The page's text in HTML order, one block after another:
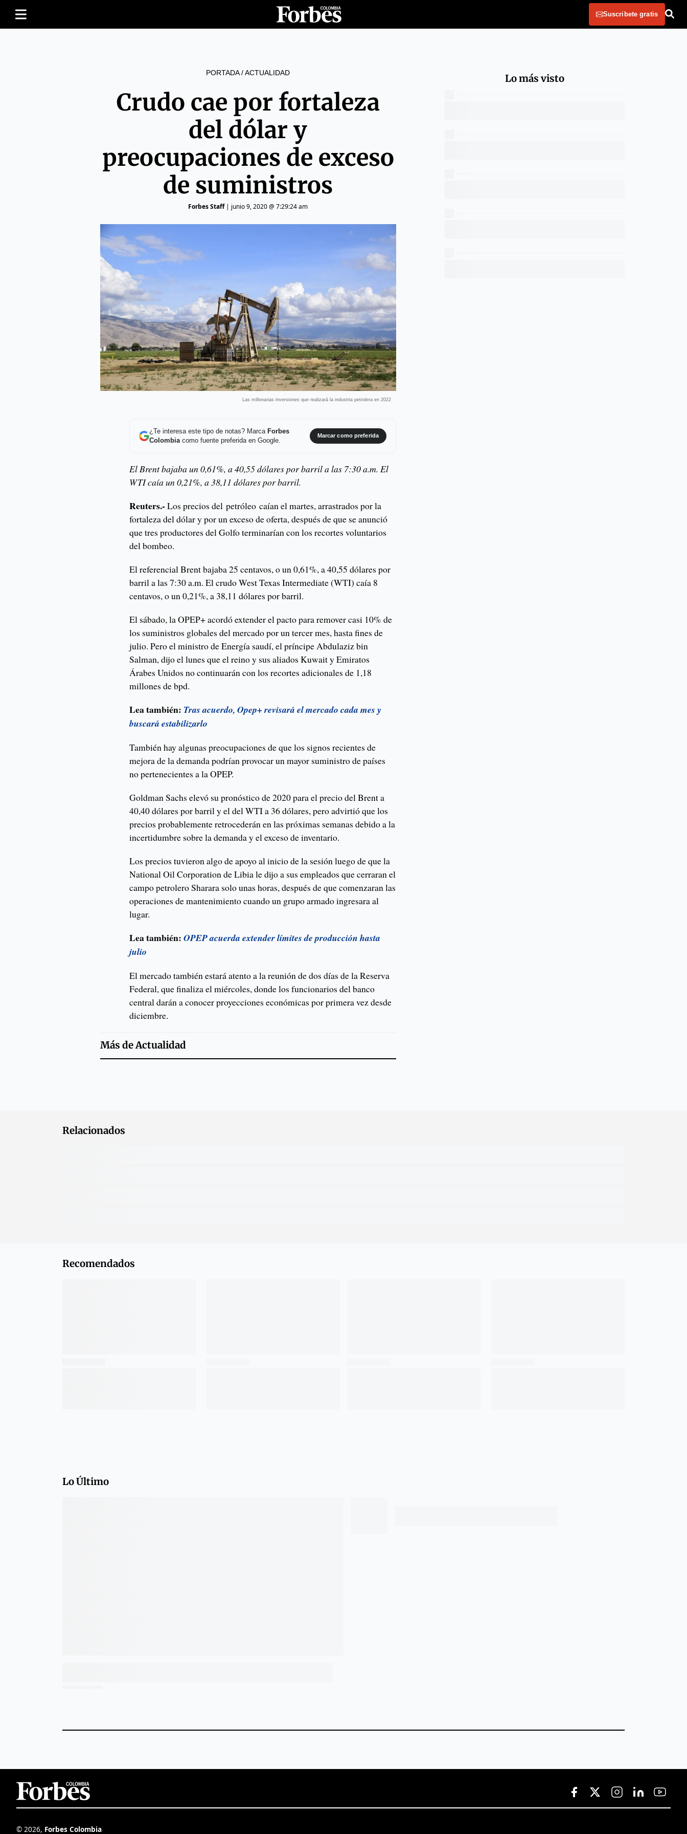
Suscribete gratis
PORTADA/ACTUALIDAD
Crudo cae por fortaleza
del dólar y
preocupaciones de exceso
de suministros
Forbes Staff| junio 9, 2020 @ 7:29:24 am
Las millonarias inversiones que realizará la industria petrolera en 2022
¿Te interesa este tipo de notas? Marca Forbes
Colombiacomo fuente preferida en Google.
Marcar como preferida
El Brent bajaba un 0,61%, a 40,55 dólares por barril a las 7:30 a.m. El
WTI caía un 0,21%, a 38,11 dólares por barril.
Reuters.- Los precios del petróleo caían el martes, arrastrados por la
fortaleza del dólar y por un exceso de oferta, después de que se anunció
que tres productores del Golfo terminarían con los recortes voluntarios
del bombeo.
El referencial Brent bajaba 25 centavos, o un 0,61%, a 40,55 dólares por
barril a las 7:30 a.m. El crudo West Texas Intermediate (WTI) caía 8
centavos, o un 0,21%, a 38,11 dólares por barril.
El sábado, la OPEP+ acordó extender el pacto para remover casi 10% de
los suministros globales del mercado por un tercer mes, hasta fines de
julio. Pero el ministro de Energía saudí, el príncipe Abdulaziz bin
Salman, dijo el lunes que el reino y sus aliados Kuwait y Emiratos
Árabes Unidos no continuarán con los recortes adicionales de 1,18
millones de bpd.
Lea también: Tras acuerdo, Opep+ revisará el mercado cada mes y
buscará estabilizarlo
También hay algunas preocupaciones de que los signos recientes de
mejora de la demanda podrían provocar un mayor suministro de países
no pertenecientes a la OPEP.
Goldman Sachs elevó su pronóstico de 2020 para el precio del Brent a
40,40 dólares por barril y el del WTI a 36 dólares, pero advirtió que los
precios probablemente retrocederán en las próximas semanas debido a la
incertidumbre sobre la demanda y el exceso de inventario.
Los precios tuvieron algo de apoyo al inicio de la sesión luego de que la
National Oil Corporation de Libia le dijo a sus empleados que cerraran el
campo petrolero Sharara solo unas horas, después de que comenzaran las
operaciones de mantenimiento cuando un grupo armado ingresara al
lugar.
Lea también: OPEP acuerda extender límites de producción hasta
julio
El mercado también estará atento a la reunión de dos días de la Reserva
Federal, que finaliza el miércoles, donde los funcionarios del banco
central darán a conocer proyecciones económicas por primera vez desde
diciembre.
Más deActualidad
Lo más visto
Relacionados
Recomendados
Lo Último
© 2026, Forbes Colombia